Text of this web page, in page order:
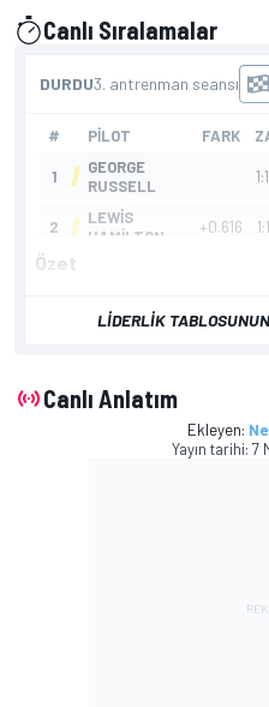
Canlı Sıralamalar
Özet
LIDERLIK
Canlı Anlatım
Ekleyen:
Yayın tarihi: 7